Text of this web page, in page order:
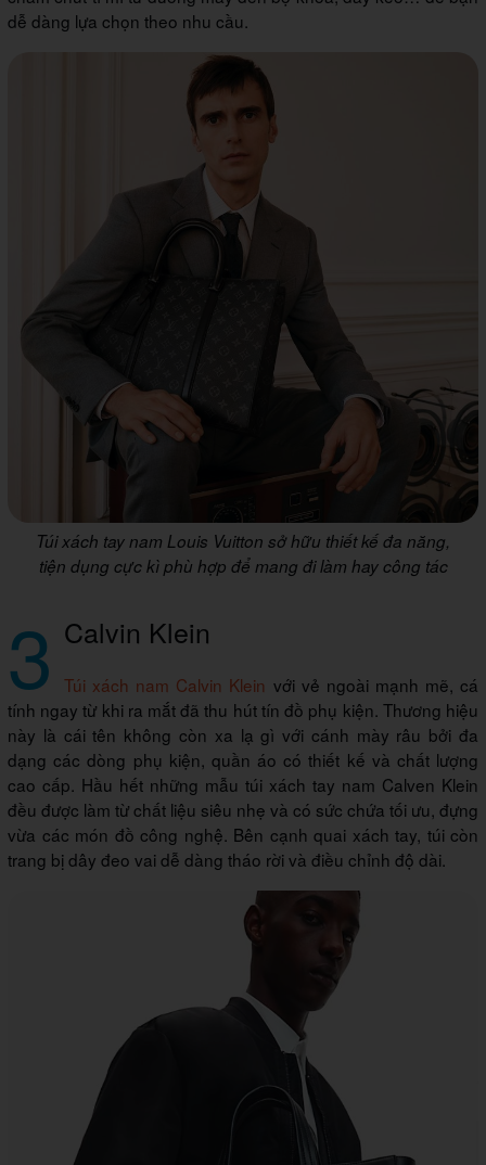
dễ dàng lựa chọn theo nhu cầu.
Túi xách tay nam Louis Vuitton sở hữu thiết kế đa năng,
tiện dụng cực kì phù hợp để mang đi làm hay công tác
3 Calvin Klein
Túi xách nam Calvin Klein với vẻ ngoài mạnh mẽ, cá
tính ngay từ khi ra mắt đã thu hút tín đồ phụ kiện. Thương hiệu
này là cái tên không còn xa lạ gì với cánh mày râu bởi đa
dạng các dòng phụ kiện, quần áo có thiết kế và chất lượng
cao cấp. Hầu hết những mẫu túi xách tay nam Calven Klein
đều được làm từ chất liệu siêu nhẹ và có sức chứa tối ưu, đựng
vừa các món đồ công nghệ. Bên cạnh quai xách tay, túi còn
trang bị dây đeo vai dễ dàng tháo rời và điều chỉnh độ dài.